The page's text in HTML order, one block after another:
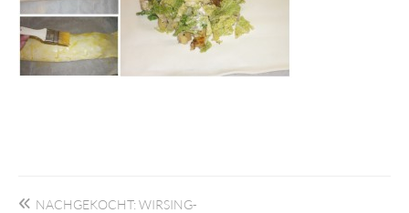
Beitragsnavigation
NACHGEKOCHT: WIRSING-